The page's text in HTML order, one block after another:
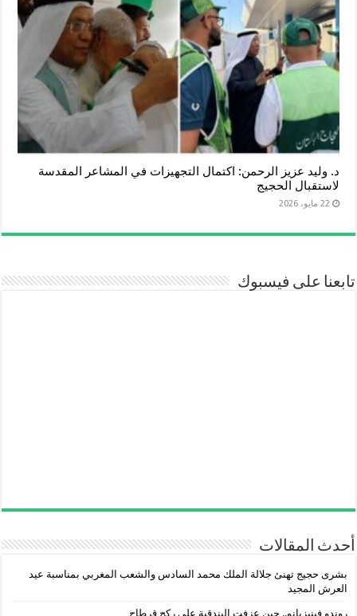
د. وليد عزيز الرحمن: اكتمال التجهيزات في المشاعر المقدسة
لاستقبال الحجيج
22 مايو، 2026
تابعنا على فيسبوك
أحدث المقالات
بشرى حجيج تهنئ جلالة الملك محمد السادس والشعب المغربي بمناسبة عيد
العرش المجيد
روندو فينيزيانو.. حين عزفت البندقية على ركح قرطاج